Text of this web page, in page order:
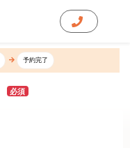
予約完了
必須